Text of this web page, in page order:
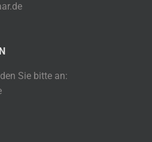
Sie bitte an: